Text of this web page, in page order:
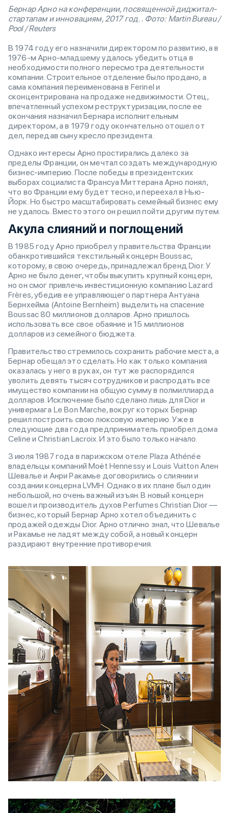
Бернар Арно на конференции, посвященной диджитал-
стартапам и инновациям, 2017 год. . Фото: Martin Bureau /
Pool / Reuters
В 1974 году его назначили директором по развитию, а в
1976-м Арно-младшему удалось убедить отца в
необходимости полного пересмотра деятельности
компании. Строительное отделение было продано, а
сама компания переименована в Ferinel и
сконцентрирована на продаже недвижимости. Отец,
впечатленный успехом реструктуризации, после ее
окончания назначил Бернара исполнительным
директором, а в 1979 году окончательно отошел от
дел, передав сыну кресло президента.
Однако интересы Арно простирались далеко за
пределы Франции, он мечтал создать международную
бизнес-империю. После победы в президентских
выборах социалиста Франсуа Миттерана Арно понял,
что во Франции ему будет тесно, и переехал в Нью-
Йорк. Но быстро масштабировать семейный бизнес ему
не удалось. Вместо этого он решил пойти другим путем.
Акула слияний и поглощений
В 1985 году Арно приобрел у правительства Франции
обанкротившийся текстильный концерн Boussac,
которому, в свою очередь, принадлежал бренд Dior. У
Арно не было денег, чтобы выкупить крупный концерн,
но он смог привлечь инвестиционную компанию Lazard
Frères, убедив ее управляющего партнера Антуана
Бернхейма (Antoine Bernheim) выделить на спасение
Boussac 80 миллионов долларов. Арно пришлось
использовать все свое обаяние и 15 миллионов
долларов из семейного бюджета.
Правительство стремилось сохранить рабочие места, а
Бернар обещал это сделать. Но как только компания
оказалась у него в руках, он тут же распорядился
уволить девять тысяч сотрудников и распродать все
имущество компании на общую сумму в полмиллиарда
долларов. Исключение было сделано лишь для Dior и
универмага Le Bon Marche, вокруг которых Бернар
решил построить свою люксовую империю. Уже в
следующие два года предприниматель приобрел дома
Celine и Christian Lacroix. И это было только начало.
3 июля 1987 года в парижском отеле Plaza Athénée
владельцы компаний Moët Hennessy и Louis Vuitton Ален
Шевалье и Анри Ракамье договорились о слиянии и
создании концерна LVMH. Однако в их плане был один
небольшой, но очень важный изъян. В новый концерн
вошел и производитель духов Perfumes Christian Dior —
бизнес, который Бернар Арно хотел объединить с
продажей одежды Dior. Арно отлично знал, что Шевалье
и Ракамье не ладят между собой, а новый концерн
раздирают внутренние противоречия.